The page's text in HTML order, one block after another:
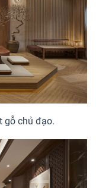
gỗ chủ đạo.